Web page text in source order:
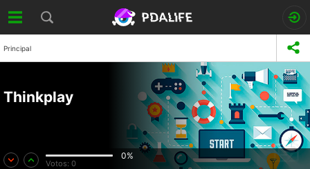
Principal
Thinkplay
0%
Votos: 0